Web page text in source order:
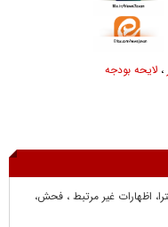
، لایحه بودجه
اظهارات غير مرتبط ، فحش،